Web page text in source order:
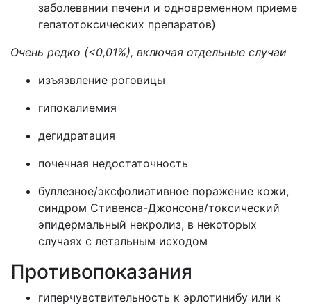
заболевании печени и одновременном приеме
гепатотоксических препаратов)
Очень редко (<0,01%), включая отдельные случаи
изъязвление роговицы
гипокалиемия
дегидратация
почечная недостаточность
буллезное/эксфолиативное поражение кожи,
синдром Стивенса-Джонсона/токсический
эпидермальный некролиз, в некоторых
случаях с летальным исходом
Противопоказания
гиперчувствительность к эрлотинибу или к